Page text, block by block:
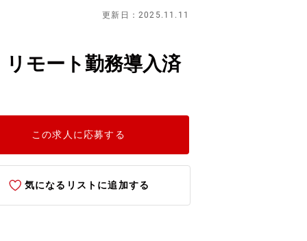
更新日：2025.11.11
モート勤務導入済
この求人に応募する
気になるリストに追加する